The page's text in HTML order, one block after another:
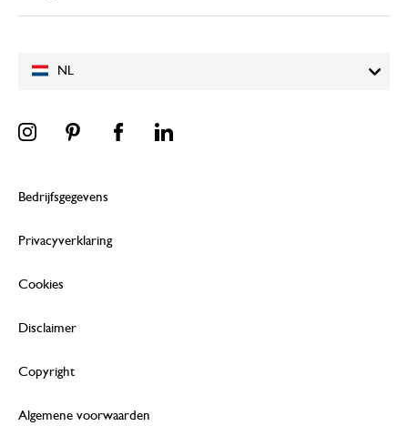
NL
Bedrijfsgegevens
Privacyverklaring
Cookies
Disclaimer
Copyright
Algemene voorwaarden